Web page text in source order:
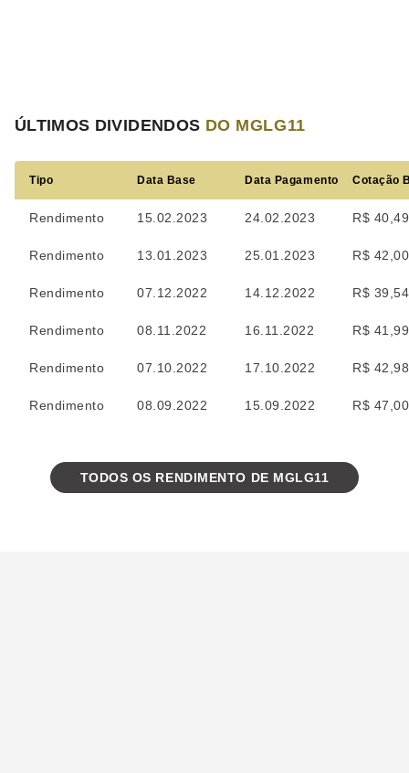
ÚLTIMOS DIVIDENDOS DO MGLG11
Tipo Data Base Data Pagamento Cotação
Rendimento 15.02.2023 24.02.2023 R$ 40,49
Rendimento 13.01.2023 25.01.2023 R$ 42,00
Rendimento 07.12.2022 14.12.2022 R$ 39,54
Rendimento 08.11.2022 16.11.2022 R$ 41,99
Rendimento 07.10.2022 17.10.2022 R$ 42,98
Rendimento 08.09.2022 15.09.2022 R$ 47,00
TODOS OS RENDIMENTO DE MGLG11